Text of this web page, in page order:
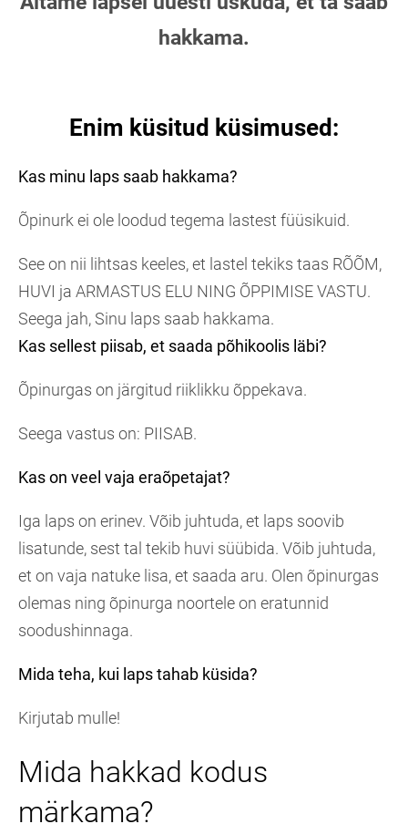
hakkama.
Enim küsitud küsimused:
Kas minu laps saab hakkama?
Õpinurk ei ole loodud tegema lastest füüsikuid.
See on nii lihtsas keeles, et lastel tekiks taas RÕÕM,
HUVI ja ARMASTUS ELU NING ÕPPIMISE VASTU.
Seega jah, Sinu laps saab hakkama.
Kas sellest piisab, et saada põhikoolis läbi?
Õpinurgas on järgitud riiklikku õppekava.
Seega vastus on: PIISAB.
Kas on veel vaja eraõpetajat?
Iga laps on erinev. Võib juhtuda, et laps soovib
lisatunde, sest tal tekib huvi süübida. Võib juhtuda,
et on vaja natuke lisa, et saada aru. Olen õpinurgas
olemas ning õpinurga noortele on eratunnid
soodushinnaga.
Mida teha, kui laps tahab küsida?
Kirjutab mulle!
Mida hakkad kodus
märkama?